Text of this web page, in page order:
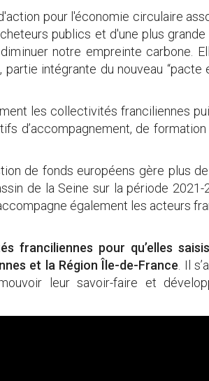
pour l'économie circulaire
publics et d'une plus
notre empreinte carbone.
intégrante du nouveau
les collectivités franciliennes
d’accompagnement, de
de fonds européens gère plus
de la Seine sur la période
également les acteurs
franciliennes pour qu’elles
et la Région Île-de-France . Il
leur savoir-faire et